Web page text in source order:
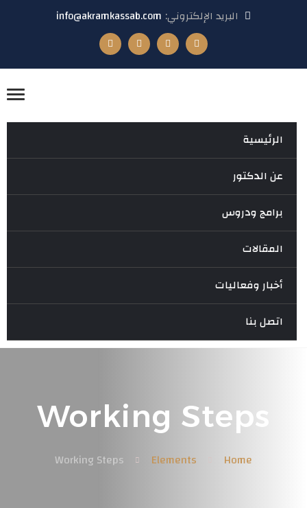
البريد الإلكتروني: info@akramkassab.com
الرئيسية
عن الدكتور
برامج ودروس
المقالات
أخبار وفعاليات
اتصل بنا
Working Steps
Home
Elements
Working Steps